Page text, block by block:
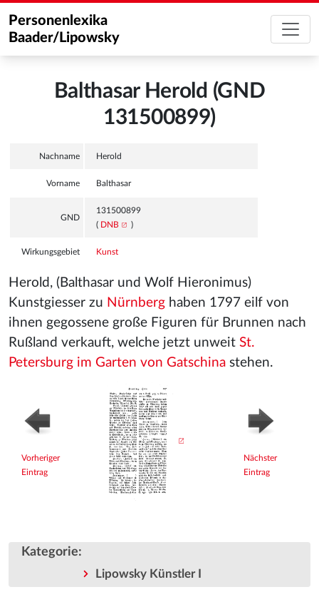
Personenlexika
Baader/Lipowsky
Balthasar Herold (GND
131500899)
Nachname Herold
Vorname Balthasar
GND
131500899
( DNB )
Wirkungsgebiet Kunst
Herold, (Balthasar und Wolf Hieronimus)
Kunstgiesser zu Nürnberg haben 1797 eilf von
ihnen gegossene große Figuren für Brunnen nach
Rußland verkauft, welche jetzt unweit St.
Petersburg im Garten von Gatschina stehen.
Vorheriger
Eintrag
Nächster
Eintrag
Kategorie:
Lipowsky Künstler I